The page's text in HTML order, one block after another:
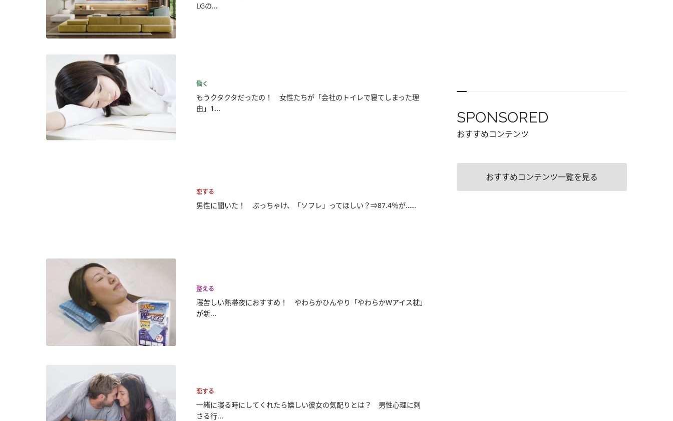
LGの...
働く
もうクタクタだったの！ 女性たちが「会社のトイレで寝てしまった理
由」1...
恋する
男性に聞いた！ ぶっちゃけ、「ソフレ」ってほしい？⇒87.4％が……
整える
寝苦しい熱帯夜におすすめ！ やわらかひんやり「やわらかWアイス枕」
が新...
恋する
一緒に寝る時にしてくれたら嬉しい彼女の気配りとは？ 男性心理に刺
さる行...
SPONSORED
おすすめコンテンツ
おすすめコンテンツ一覧を見る